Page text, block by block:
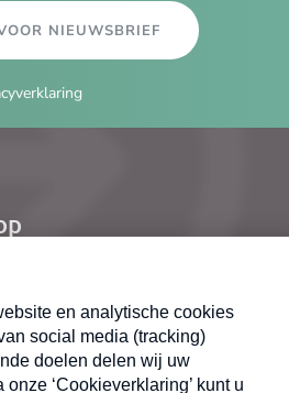
NIEUWSBRIEF
X
abonnement op de MAX